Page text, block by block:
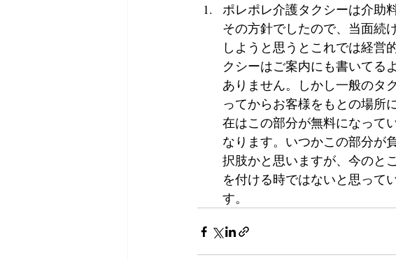
ポレポレ介護タクシーは介助
その方針でしたので、当面続
しようと思うとこれでは経営
クシーはご案内にも書いてる
ありません。しかし一般のタ
ってからお客様をもとの場所
在はこの部分が無料になって
なります。いつかこの部分が
択肢かと思いますが、今のと
を付ける時ではないと思って
す。